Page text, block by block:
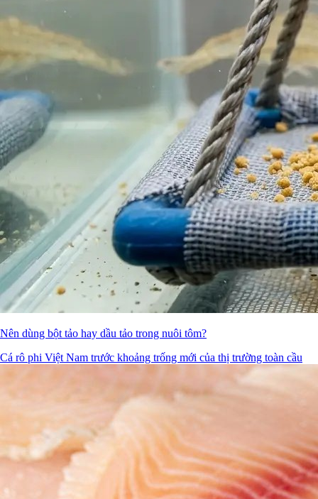
Nên dùng bột tảo hay dầu tảo trong nuôi tôm?
Cá rô phi Việt Nam trước khoảng trống mới của thị trường toàn cầu